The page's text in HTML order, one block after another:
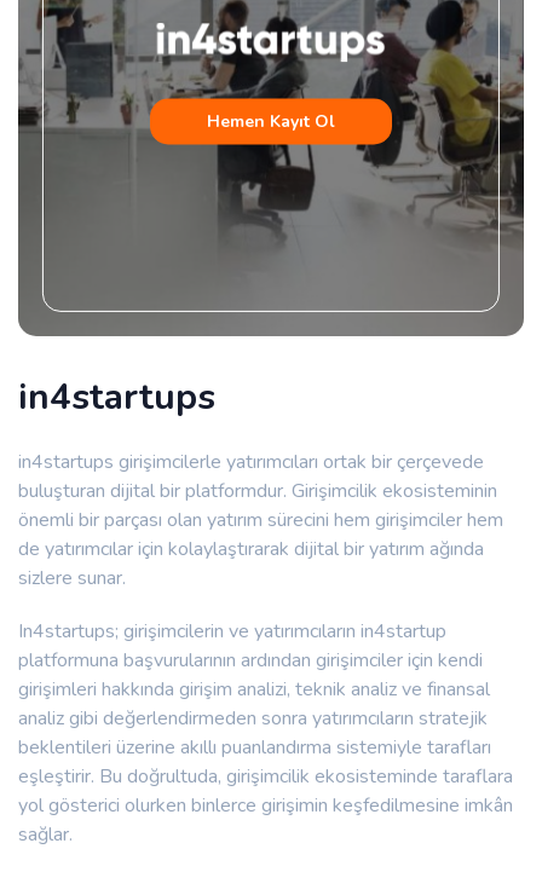
Hemen Kayıt Ol
in4startups
in4startups girişimcilerle yatırımcıları ortak bir çerçevede
buluşturan dijital bir platformdur. Girişimcilik ekosisteminin
önemli bir parçası olan yatırım sürecini hem girişimciler hem
de yatırımcılar için kolaylaştırarak dijital bir yatırım ağında
sizlere sunar.
In4startups; girişimcilerin ve yatırımcıların in4startup
platformuna başvurularının ardından girişimciler için kendi
girişimleri hakkında girişim analizi, teknik analiz ve finansal
analiz gibi değerlendirmeden sonra yatırımcıların stratejik
beklentileri üzerine akıllı puanlandırma sistemiyle tarafları
eşleştirir. Bu doğrultuda, girişimcilik ekosisteminde taraflara
yol gösterici olurken binlerce girişimin keşfedilmesine imkân
sağlar.